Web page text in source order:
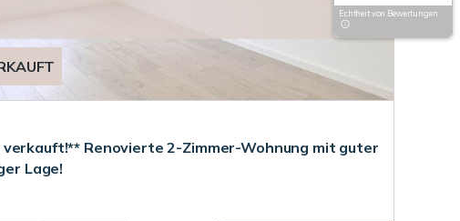
verkauft!** Renovierte 2-Zimmer-Wohnung mit guter
Lage!
Echtheit von Bewertungen